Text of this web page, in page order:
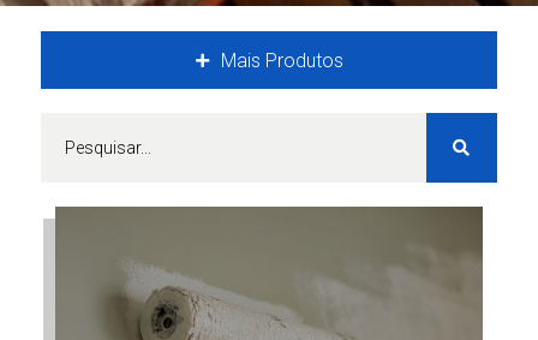
Mais Produtos